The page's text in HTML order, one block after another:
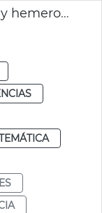
Carta de servicios biblioteca y hemeroteca